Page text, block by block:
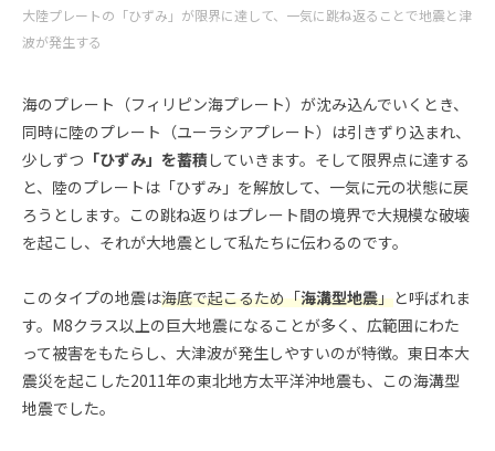
大陸プレートの「ひずみ」が限界に達して、一気に跳ね返ることで地震と津
波が発生する
海のプレート（フィリピン海プレート）が沈み込んでいくとき、
同時に陸のプレート（ユーラシアプレート）は引きずり込まれ、
少しずつ 「ひずみ」を蓄積していきます。そして限界点に達する
と、陸のプレートは「ひずみ」を解放して、一気に元の状態に戻
ろうとします。この跳ね返りはプレート間の境界で大規模な破壊
を起こし、それが大地震として私たちに伝わるのです。
このタイプの地震は海底で起こるため「海溝型地震」と呼ばれま
す。M8クラス以上の巨大地震になることが多く、広範囲にわた
って被害をもたらし、大津波が発生しやすいのが特徴。東日本大
震災を起こした2011年の東北地方太平洋沖地震も、この海溝型
地震でした。